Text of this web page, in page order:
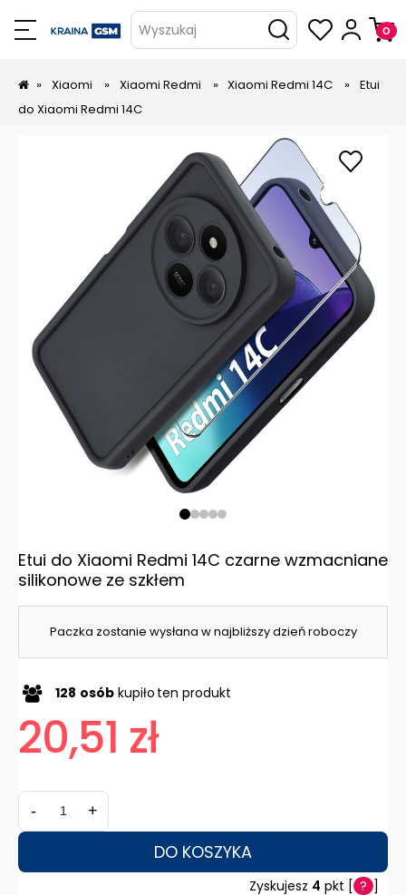
Wyszukaj
» Xiaomi » Xiaomi Redmi » Xiaomi Redmi 14C » Etui
do Xiaomi Redmi 14C
Paczka zostanie wysłana w najbliższy dzień roboczy
Etui do Xiaomi Redmi 14C czarne wzmacniane
silikonowe ze szkłem
128 osób kupiło ten produkt
20,51 zł
- +
DO KOSZYKA
Zyskujesz 4 pkt [ ? ]